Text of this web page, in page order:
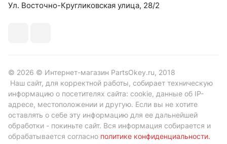
Ул. Восточно-Кругликовская улица, 28/2
© 2026 © Интернет-магазин PartsOkey.ru, 2018
Наш сайт, для корректной работы, собирает техническую
информацию о посетителях сайта: cookie, данные об IP-
адресе, местоположении и другую. Если вы не хотите
оставлять о себе эту информацию для ее дальнейшей
обработки - покиньте сайт. Вся информация собирается и
обрабатывается согласно политике конфиденциальности.